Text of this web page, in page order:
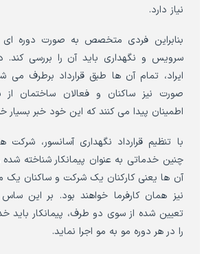
نیاز دارد.
بنابراین فردی متخصص به صورت دوره ای
سرویس و نگهداری باید آن را بررسی
ایراد، تمام آن ها طبق قرارداد برطرف می
صورت نیز ساکنان و فعالان ساختمان از
اطمینان پیدا می کنند که این خود خبر بسیار
با تنظیم قرارداد نگهداری آسانسور، شرکت
چنین خدماتی به عنوان پیمانکار شناخته شده
آن ها یعنی کارکنان یک شرکت و ساکنان
نیز همان کارفرما خواهند بود. بر این
تعیین شده از سوی دو طرف، پیمانکار باید
را در هر دوره مو به مو اجرا نماید.